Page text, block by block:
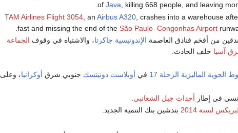
of Java, killing 668 people, and leaving
TAM Airlines Flight 3054, an Airbus A320, crashes into a warehouse
fast and missing the end of the São Paulo–Congonhas Airport
من أفخم فنادق العاصمة الإندونيسية جاكرتا، والاشتباه في وقوف الجماعة
آسيا خلف الحادث.
الجوية الماليزية الرحلة 17 في أوبلاست دونيتسك جنوبي شرق أوكرانيا، وعلى
أحداث جبل الشعانبي
لسنة 2014
بتدشين بنك التنمية الجديد.